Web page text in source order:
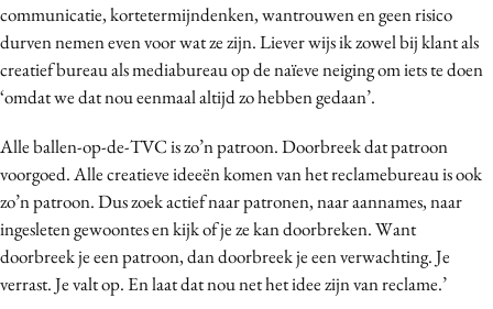
communicatie, kortetermijndenken, wantrouwen en geen risico
durven nemen even voor wat ze zijn. Liever wijs ik zowel bij klant als
creatief bureau als mediabureau op de naïeve neiging om iets te doen
‘omdat we dat nou eenmaal altijd zo hebben gedaan’.
Alle ballen-op-de-TVC is zo’n patroon. Doorbreek dat patroon
voorgoed. Alle creatieve ideeën komen van het reclamebureau is ook
zo’n patroon. Dus zoek actief naar patronen, naar aannames, naar
ingesleten gewoontes en kijk of je ze kan doorbreken. Want
doorbreek je een patroon, dan doorbreek je een verwachting. Je
verrast. Je valt op. En laat dat nou net het idee zijn van reclame.’